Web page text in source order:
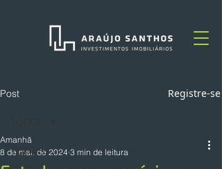
Post Registre-se
TODOS
Amanhã
8 de mai. de 2024 3 min de leitura